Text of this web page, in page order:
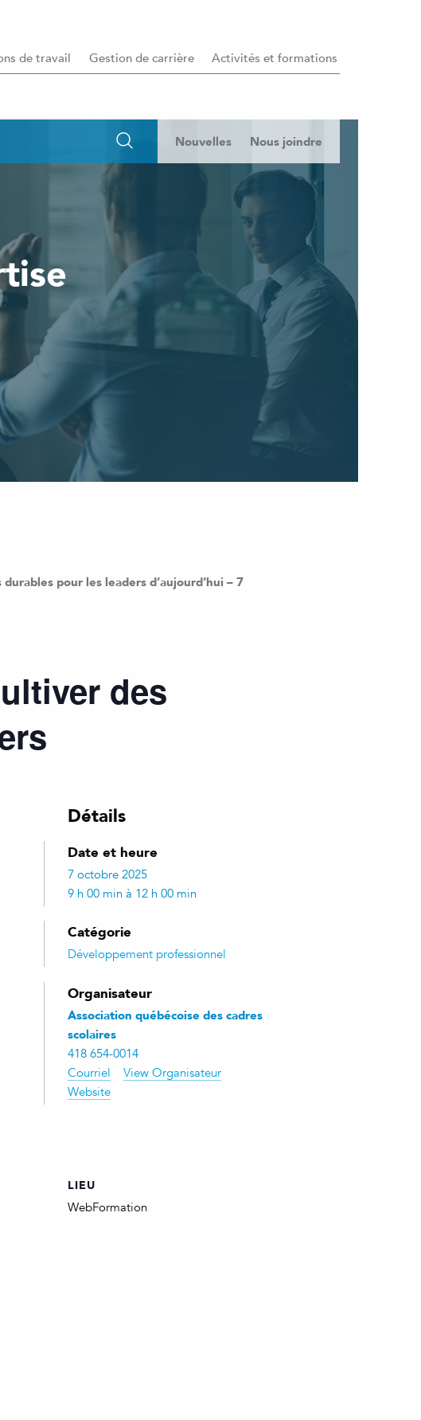
de travail Gestion de carrière Activités et formations
Nouvelles Nous joindre
pour les leaders d’aujourd’hui – 7
des
Détails
Date et heure
7 octobre 2025
9 h 00 min à 12 h 00 min
Catégorie
Développement professionnel
Organisateur
Association québécoise des cadres
scolaires
418 654-0014
Courriel
View Organisateur
Website
LIEU
WebFormation